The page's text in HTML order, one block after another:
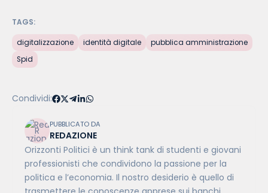
TAGS:
digitalizzazione identità digitale
pubblica amministrazione
Spid
Condividi:
PUBBLICATO DA
REDAZIONE
Orizzonti Politici è un think tank di studenti e giovani
professionisti che condividono la passione per la
politica e l’economia. Il nostro desiderio è quello di